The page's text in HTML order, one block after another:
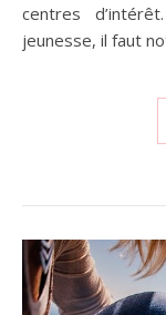
centres
jeunesse, il faut